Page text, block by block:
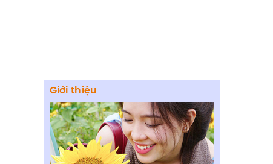
Giới thiệu